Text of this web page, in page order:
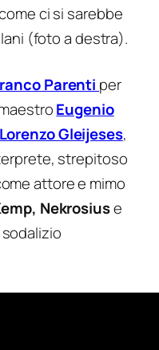
ci si sarebbe
(foto a destra).
Parenti per
Eugenio
Lorenzo Gleijeses,
strepitoso
attore e mimo
Nekrosiuse